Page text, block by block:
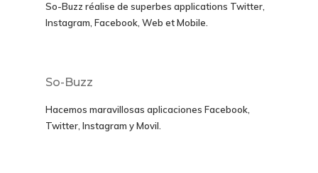
So-Buzz réalise de superbes applications Twitter,
Instagram, Facebook, Web et Mobile.
So-Buzz
Hacemos maravillosas aplicaciones Facebook,
Twitter, Instagram y Movil